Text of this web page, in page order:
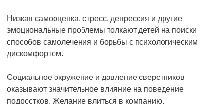
Низкая самооценка, стресс, депрессия и другие
эмоциональные проблемы толкают детей на поиски
способов самолечения и борьбы с психологическим
дискомфортом.
Социальное окружение и давление сверстников
оказывают значительное влияние на поведение
подростков. Желание влиться в компанию,